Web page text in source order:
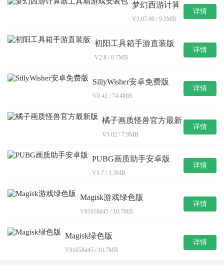
梦幻西游计算
安装包
V2.07.00 / 9.2MB
详情
初阳工具箱手游直装版
V2.8 / 8.7MB
详情
SillyWisher安卓免费版
V0.42 / 74.4MB
详情
橘子画质怪兽官方最新
V3.02 / 7.9MB
详情
PUBG画质助手安卓版
V1.7 / 3.3MB
详情
Magisk游戏绿色版
V81658d45 / 10.7MB
详情
Magisk绿色版
V81658d45 / 10.7MB
详情